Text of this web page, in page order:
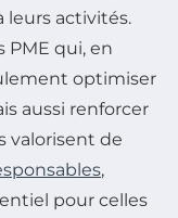
leurs activités.
PME qui, en
optimiser
aussi renforcer
valorisent de
,
pour celles